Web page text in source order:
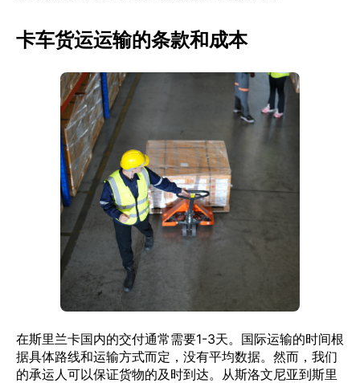
卡车货运运输的条款和成本
在斯里兰卡国内的交付通常需要1-3天。国际运输的时间根
据具体路线和运输方式而定，没有平均数据。然而，我们
的承运人可以保证货物的及时到达。从斯洛文尼亚到斯里